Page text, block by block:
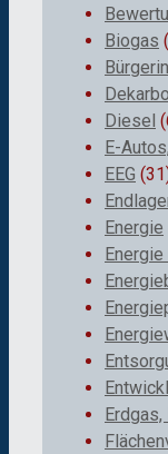
Biogas
Diesel
E-
EEG
Energie
Erdgas,